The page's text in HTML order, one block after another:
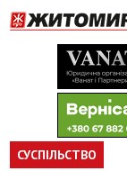
СУСПІЛЬСТВО